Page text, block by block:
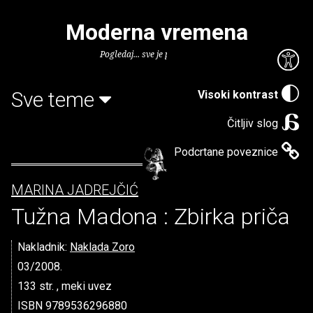
Visoki kontrast
Čitljiv slog
Podcrtane poveznice
Moderna vremena
Pogledaj... sve je puno knjiga.
Sve teme
MARINA JADREJČIĆ
Tužna Madona : Zbirka priča
Nakladnik: Naklada Zoro
03/2008.
133 str. , meki uvez
ISBN 9789536296880